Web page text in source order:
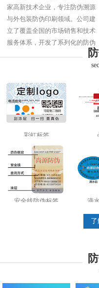
家高新技术企业，专注防伪溯源
与外包装防伪印刷领域。公司建
立了覆盖全国的市场销售和技术
服务体系，开发了系列化的防伪
产品，以难仿制、易识别、优成
本的技术，经受住了市场的严酷
彩虹标签
安全线防伪标签 滴
了